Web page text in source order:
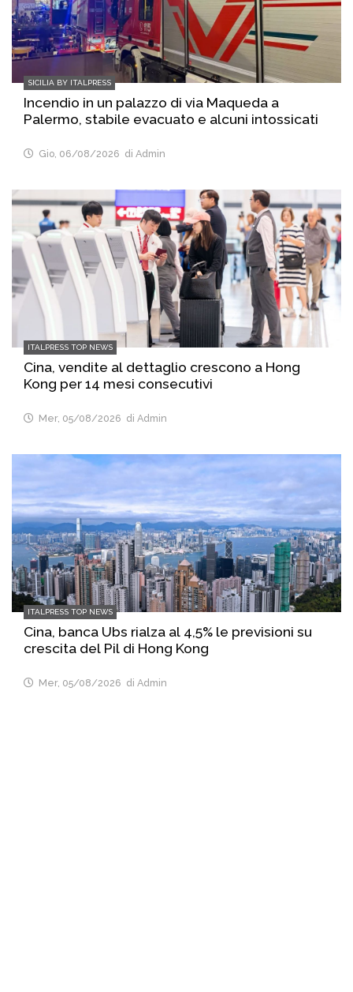
SICILIA BY ITALPRESS
Incendio in un palazzo di via Maqueda a
Palermo, stabile evacuato e alcuni intossicati
Gio, 06/08/2026 di Admin
ITALPRESS TOP NEWS
Cina, vendite al dettaglio crescono a Hong
Kong per 14 mesi consecutivi
Mer, 05/08/2026 di Admin
ITALPRESS TOP NEWS
Cina, banca Ubs rialza al 4,5% le previsioni su
crescita del Pil di Hong Kong
Mer, 05/08/2026 di Admin